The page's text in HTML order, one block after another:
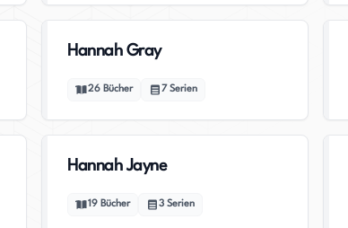
Hannah Gray
26 Bücher 7 Serien
Hannah Jayne
19 Bücher 3 Serien